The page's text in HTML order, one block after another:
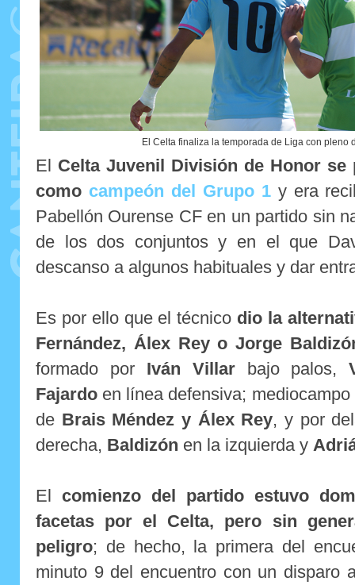
El Celta finaliza la temporada de Liga con pleno
El Celta Juvenil División de Honor se
como campeón del Grupo 1 y era
Pabellón Ourense CF en un partido sin
de los dos conjuntos y en el que
descanso a algunos habituales y dar
Es por ello que el técnico dio la
Fernández, Álex Rey o Jorge
formado por Iván Villarbajo palos,
Fajardo en línea defensiva;
de Brais Méndez y Álex Rey, y por
derecha, Baldizón en la izquierda y
El comienzo del partido estuvo
facetas por el Celta, pero sin
peligro; de hecho, la primera del
minuto 9 del encuentro con un disparo